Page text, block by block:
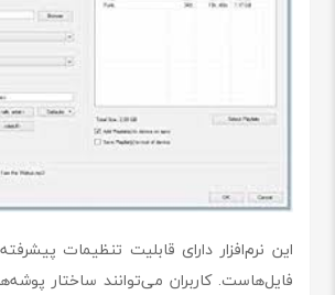
این نرم‌افزار دارای قابلیت تنظیمات
فایل‌هاست. کاربران می‌توانند ساختار